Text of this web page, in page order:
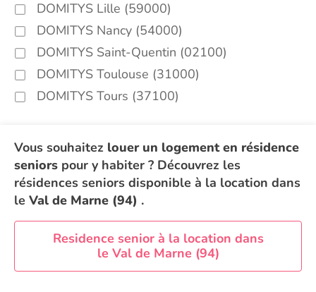
DOMITYS Lille (59000)
DOMITYS Nancy (54000)
DOMITYS Saint-Quentin (02100)
DOMITYS Toulouse (31000)
DOMITYS Tours (37100)
Vous souhaitez louer un logement en résidence
seniors pour y habiter ? Découvrez les
résidences seniors disponible à la location dans
le Val de Marne (94) .
Residence senior à la location dans
le Val de Marne (94)